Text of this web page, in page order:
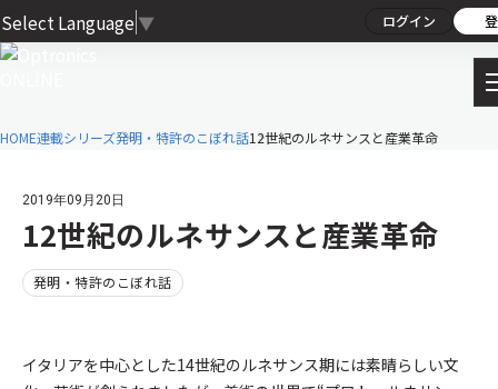
Select Language ▼ ログイン
HOME連載シリーズ発明・特許のこぼれ話12世紀のルネサンスと産業革命
2019年09月20日
12世紀のルネサンスと産業革命
発明・特許のこぼれ話
イタリアを中心とした14世紀のルネサンス期には素晴らしい文